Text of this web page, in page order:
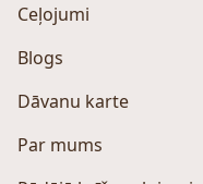
Ceļojumi
Blogs
Dāvanu karte
Par mums